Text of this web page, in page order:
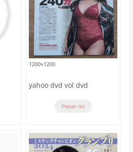
1200×1200
yahoo dvd vol dvd
Pesan Ini